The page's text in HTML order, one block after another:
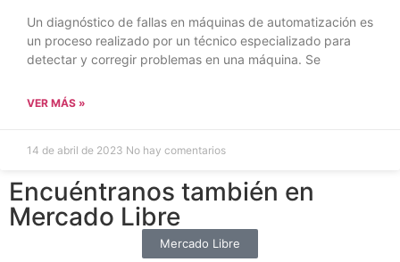
Un diagnóstico de fallas en máquinas de automatización es
un proceso realizado por un técnico especializado para
detectar y corregir problemas en una máquina. Se
VER MÁS »
14 de abril de 2023 No hay comentarios
Encuéntranos también en
Mercado Libre
Mercado Libre